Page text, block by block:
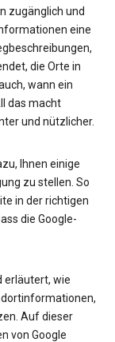
zugänglich und
eine
die Orte in
wann ein
das macht
und nützlicher.
Ihnen einige
zu stellen. So
in der richtigen
die Google-
erläutert, wie
Auf dieser
von Google